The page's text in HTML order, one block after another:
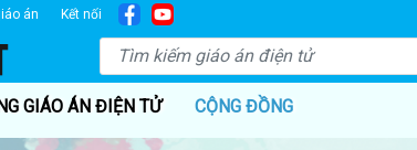
án Kết nối
GIÁO ÁN ĐIỆN TỬ CỘNG ĐỒNG